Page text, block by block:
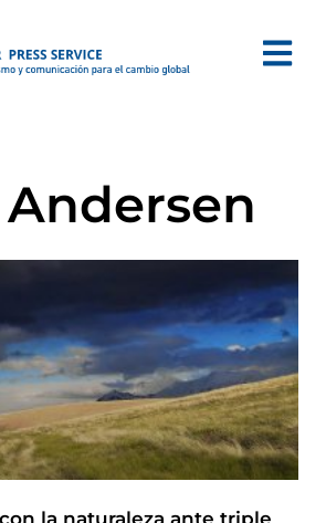
la naturaleza ante triple